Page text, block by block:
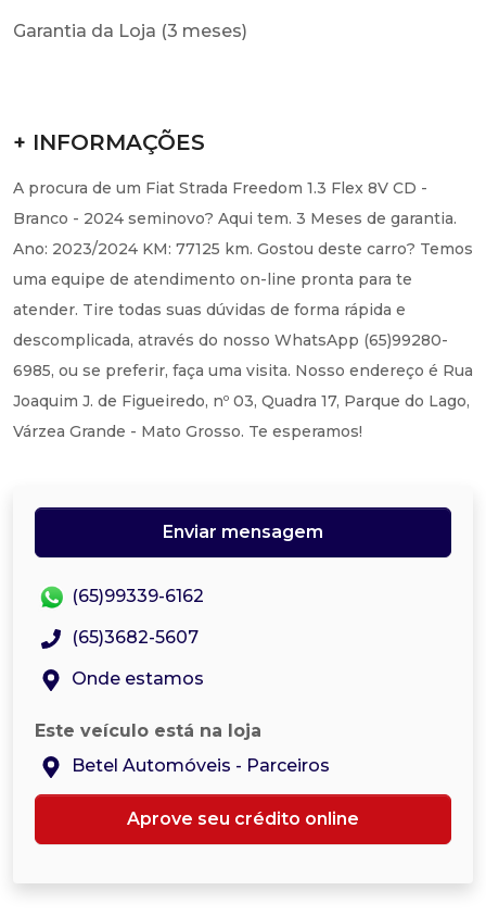
Garantia da Loja (3 meses)
+ INFORMAÇÕES
A procura de um Fiat Strada Freedom 1.3 Flex 8V CD -
Branco - 2024 seminovo? Aqui tem. 3 Meses de garantia.
Ano: 2023/2024 KM: 77125 km. Gostou deste carro? Temos
uma equipe de atendimento on-line pronta para te
atender. Tire todas suas dúvidas de forma rápida e
descomplicada, através do nosso WhatsApp (65)99280-
6985, ou se preferir, faça uma visita. Nosso endereço é Rua
Joaquim J. de Figueiredo, nº 03, Quadra 17, Parque do Lago,
Várzea Grande - Mato Grosso. Te esperamos!
Enviar mensagem
(65)99339-6162
(65)3682-5607
Onde estamos
Este veículo está na loja
Betel Automóveis - Parceiros
Aprove seu crédito online